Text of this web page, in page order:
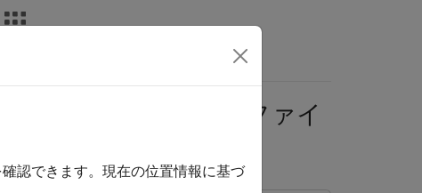
ルチスレッド MEX ファイ
認できます。現在の位置情報に基づ